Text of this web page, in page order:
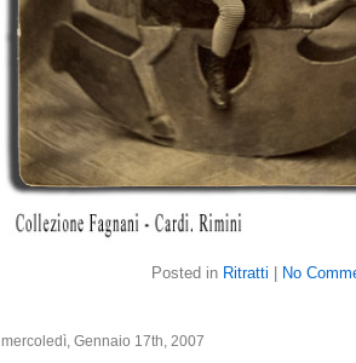
Posted in Ritratti No
mercoledì, Gennaio 17th, 2007